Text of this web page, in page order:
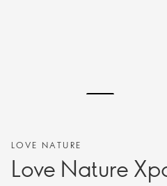
LOVE NATURE
Love Nature